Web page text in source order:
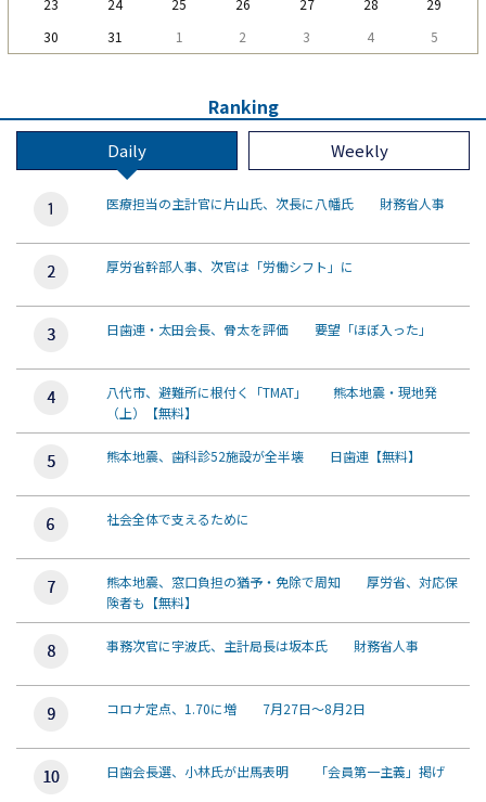
30
31 1 2 3 4 5
Ranking
Daily Weekly
医療担当の主計官に片山氏、次長に八幡氏 財務省人事
厚労省幹部人事、次官は「労働シフト」に
日歯連・太田会長、骨太を評価 要望「ほぼ入った」
八代市、避難所に根付く「TMAT」 熊本地震・現地発
（上）【無料】
熊本地震、歯科診52施設が全半壊 日歯連【無料】
社会全体で支えるために
熊本地震、窓口負担の猶予・免除で周知 厚労省、対応保
険者も【無料】
事務次官に宇波氏、主計局長は坂本氏 財務省人事
コロナ定点、1.70に増 7月27日～8月2日
日歯会長選、小林氏が出馬表明 「会員第一主義」掲げ